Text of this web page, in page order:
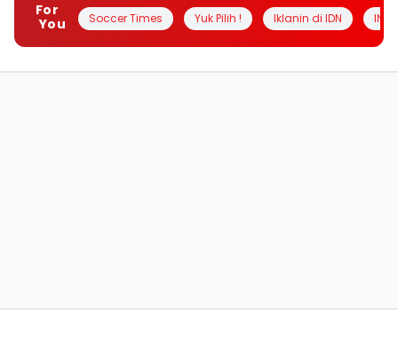
For
You
Soccer Times Yuk Pilih ! Iklanin di IDN